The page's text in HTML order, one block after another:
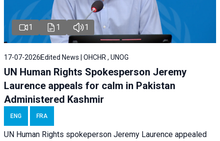
1 1 1
17-07-2026 Edited News | OHCHR , UNOG
UN Human Rights Spokesperson Jeremy
Laurence appeals for calm in Pakistan
Administered Kashmir
ENG FRA
UN Human Rights spokeperson Jeremy Laurence appealed